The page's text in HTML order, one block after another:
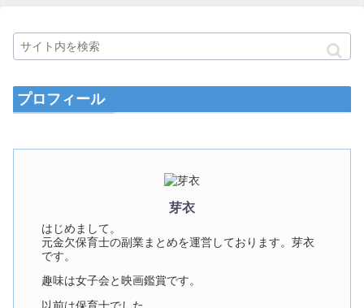
プロフィール
芽衣
はじめまして。
元金欠保育士の副業まとめを運営しております。芽衣
です。
趣味は女子会と映画鑑賞です。